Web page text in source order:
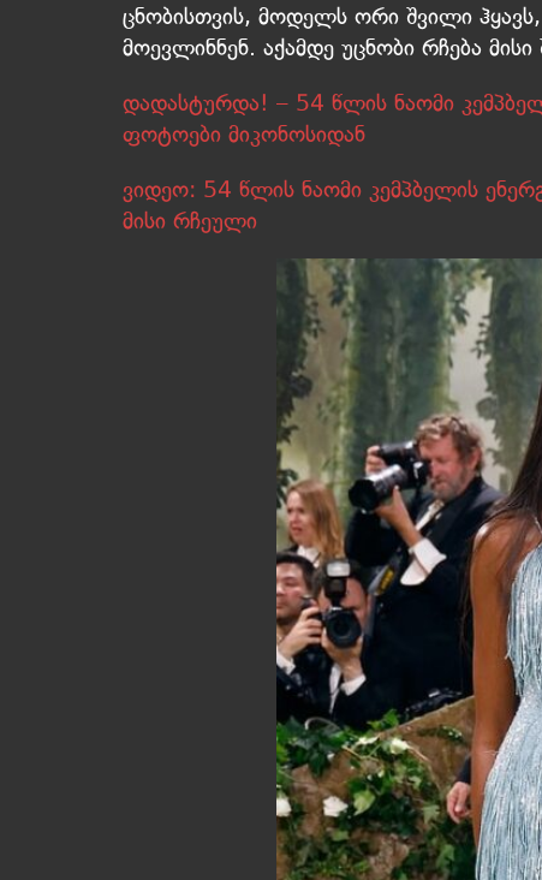
ცნობისთვის, მოდელს ორი შვილი
მოევლინნენ. აქამდე უცნობი რჩება მისი
დადასტურდა! – 54 წლის ნაომი
ფოტოები მიკონოსიდან
ვიდეო: 54 წლის ნაომი კემპბელის
მისი რჩეული